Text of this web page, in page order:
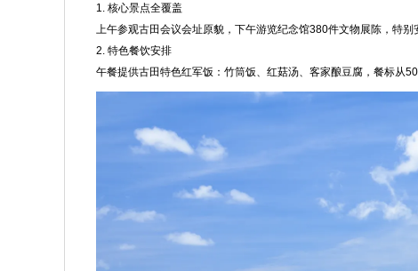
1. 核心景点全覆盖
上午参观古田会议会址原貌，下午游览纪念馆380件文物展陈，特别
2. 特色餐饮安排
午餐提供古田特色红军饭：竹筒饭、红菇汤、客家酿豆腐，餐标从